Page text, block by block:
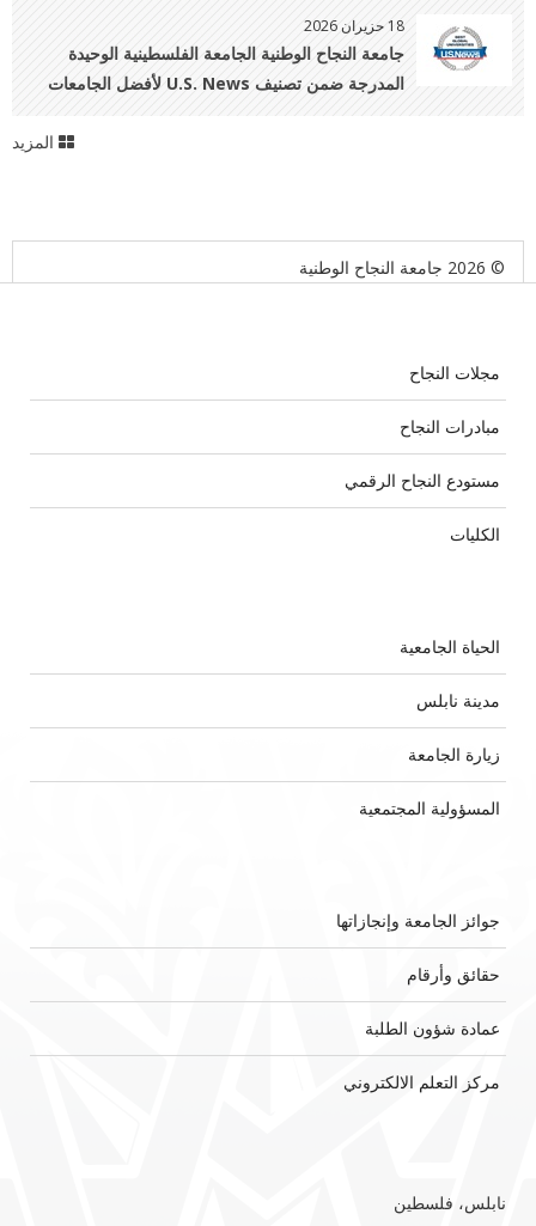
2026 وتتقدم إلى المرتبة 33 عالميًا
18 حزيران 2026
جامعة النجاح الوطنية الجامعة الفلسطينية الوحيدة
المدرجة ضمن تصنيف U.S. News لأفضل الجامعات
العالمية 2026–2027
المزيد
© 2026 جامعة النجاح الوطنية
مجلات النجاح
مبادرات النجاح
مستودع النجاح الرقمي
الكليات
الحياة الجامعية
مدينة نابلس
زيارة الجامعة
المسؤولية المجتمعية
جوائز الجامعة وإنجازاتها
حقائق وأرقام
عمادة شؤون الطلبة
مركز التعلم الالكتروني
نابلس، فلسطين